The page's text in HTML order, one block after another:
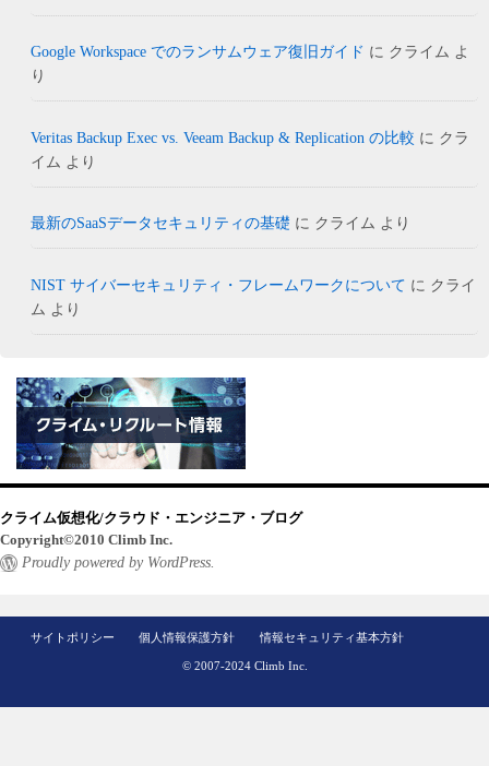
Google Workspace でのランサムウェア復旧ガイド に クライム よ
り
Veritas Backup Exec vs. Veeam Backup & Replication の比較 に クラ
イム より
最新のSaaSデータセキュリティの基礎 に クライム より
NIST サイバーセキュリティ・フレームワークについて に クライ
ム より
クライム仮想化/クラウド・エンジニア・ブログ
Copyright©2010 Climb Inc.
Proudly powered by WordPress.
サイトポリシー 個人情報保護方針 情報セキュリティ基本方針
© 2007-2024 Climb Inc.